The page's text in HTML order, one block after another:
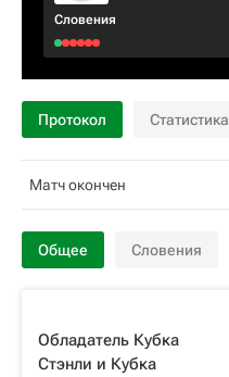
Словения
Протокол Статистика
Матч окончен
Общее Словения
Обладатель Кубка
Стэнли и Кубка